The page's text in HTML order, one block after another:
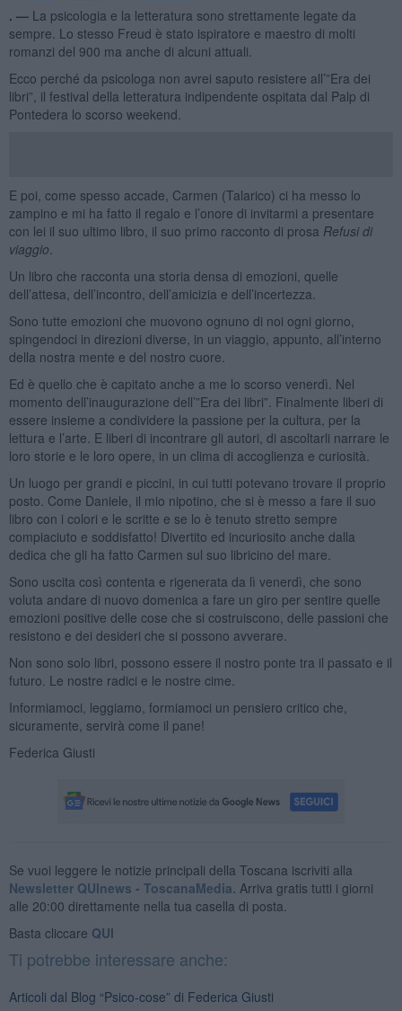
. — La psicologia e la letteratura sono strettamente legate da
sempre. Lo stesso Freud è stato ispiratore e maestro di molti
romanzi del 900 ma anche di alcuni attuali.
Ecco perché da psicologa non avrei saputo resistere all’”Era dei
libri”, il festival della letteratura indipendente ospitata dal Palp di
Pontedera lo scorso weekend.
E poi, come spesso accade, Carmen (Talarico) ci ha messo lo
zampino e mi ha fatto il regalo e l’onore di invitarmi a presentare
con lei il suo ultimo libro, il suo primo racconto di prosa Refusi di
viaggio
Un libro che racconta una storia densa di emozioni, quelle
dell’attesa, dell’incontro, dell’amicizia e dell’incertezza.
Sono tutte emozioni che muovono ognuno di noi ogni giorno,
spingendoci in direzioni diverse, in un viaggio, appunto, all’interno
della nostra mente e del nostro cuore.
Ed è quello che è capitato anche a me lo scorso venerdì. Nel
momento dell’inaugurazione dell’”Era dei libri”. Finalmente liberi di
essere insieme a condividere la passione per la cultura, per la
lettura e l’arte. E liberi di incontrare gli autori, di ascoltarli narrare le
loro storie e le loro opere, in un clima di accoglienza e curiosità.
Un luogo per grandi e piccini, in cui tutti potevano trovare il proprio
posto. Come Daniele, il mio nipotino, che si è messo a fare il suo
libro con i colori e le scritte e se lo è tenuto stretto sempre
compiaciuto e soddisfatto! Divertito ed incuriosito anche dalla
dedica che gli ha fatto Carmen sul suo libricino del mare.
Sono uscita così contenta e rigenerata da lì venerdì, che sono
voluta andare di nuovo domenica a fare un giro per sentire quelle
emozioni positive delle cose che si costruiscono, delle passioni che
resistono e dei desideri che si possono avverare.
Non sono solo libri, possono essere il nostro ponte tra il passato e il
futuro. Le nostre radici e le nostre cime.
Informiamoci, leggiamo, formiamoci un pensiero critico che,
sicuramente, servirà come il pane!
Federica Giusti
Se vuoi leggere le notizie principali della Toscana iscriviti alla
Newsletter QUInews - ToscanaMedia. Arriva gratis tutti i giorni
alle 20:00 direttamente nella tua casella di posta.
Basta cliccare QUI
Ti potrebbe interessare anche:
Articoli dal Blog “Psico-cose” di Federica Giusti